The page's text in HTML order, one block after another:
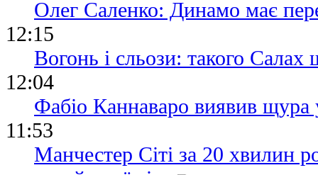
Олег Саленко: Динамо має
12:15
Вогонь і сльози: такого Салах
12:04
Фабіо Каннаваро виявив щура
11:53
Манчестер Сіті за 20 хвилин